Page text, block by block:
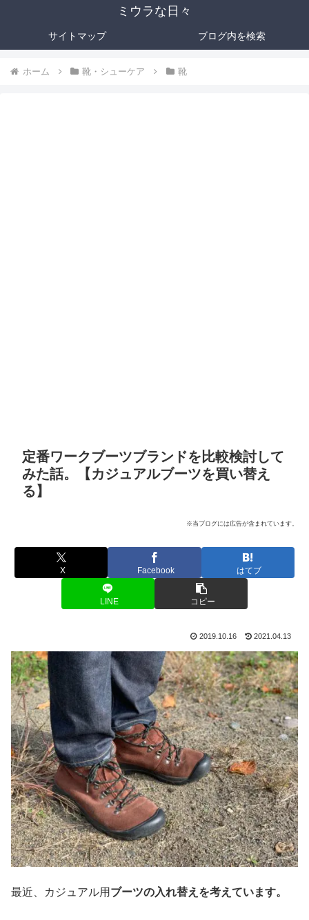
ミウラな日々
サイトマップ ブログ内を検索
ホーム 靴・シューケア 靴
定番ワークブーツブランドを比較検討して
みた話。【カジュアルブーツを買い替え
る】
※当ブログには広告が含まれています。
X Facebook はてブ
LINE コピー
2019.10.16 2021.04.13
最近、カジュアル用 ブーツの入れ替えを考えています。